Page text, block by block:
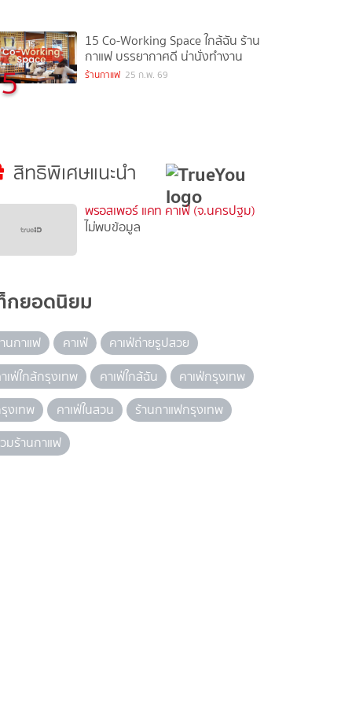
5
15 Co-Working Space ใกล้ฉัน ร้าน
กาแฟ บรรยากาศดี น่านั่งทำงาน
ร้านกาแฟ 25 ก.พ. 69
สิทธิพิเศษแนะนำ
พรอสเพอร์ แคท คาเฟ่ (จ.นครปฐม)
ไม่พบข้อมูล
กยอดนิยม
นกาแฟ คาเฟ่
คาเฟ่ถ่ายรูปสวย
เฟ่ใกล้กรุงเทพ
คาเฟ่ใกล้ฉัน
คาเฟ่กรุงเทพ
งเทพ
คาเฟ่ในสวน
ร้านกาแฟกรุงเทพ
มร้านกาแฟ